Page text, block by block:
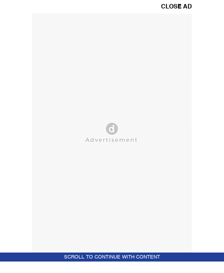
CLOSE AD
SCROLL TO CONTINUE WITH CONTENT